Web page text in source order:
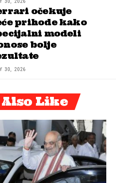
očekuje
prihode kako
modeli
bolje
30, 2026
Like